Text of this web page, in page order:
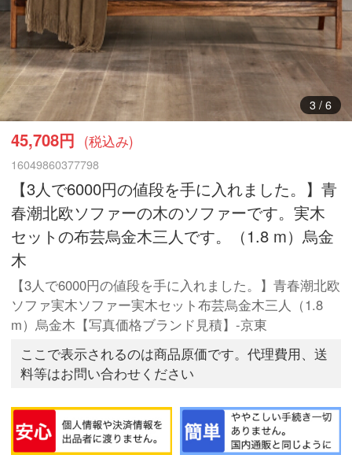
4/ 6
45,708円 (税込み)
16049860377798
【3人で6000円の値段を手に入れました。】青
春潮北欧ソファーの木のソファーです。実木
セットの布芸烏金木三人です。（1.8 m）烏金
木
【3人で6000円の値段を手に入れました。】青春潮北欧
ソファ実木ソファー実木セット布芸烏金木三人（1.8
m）烏金木【写真価格ブランド見積】-京東
ここで表示されるのは商品原価です。代理費用、送
料等はお問い合わせください